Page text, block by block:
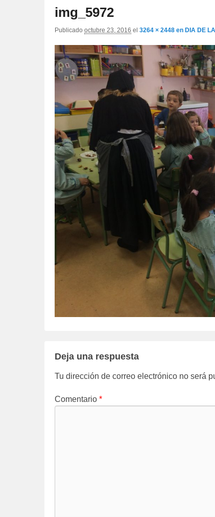
img_5972
Publicado octubre 23, 2016 el 3264 × 2448 en DIA DE
Deja una respuesta
Tu dirección de correo electrónico no será
Comentario *